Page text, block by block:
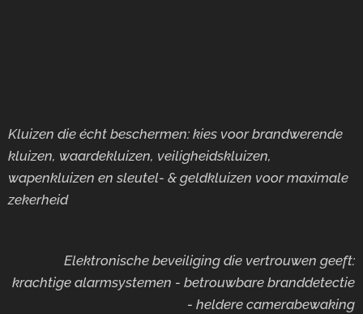
Kluizen die écht beschermen: kies voor brandwerende
kluizen, waardekluizen, veiligheidskluizen,
wapenkluizen en sleutel- & geldkluizen voor maximale
zekerheid
Elektronische beveiliging die vertrouwen geeft:
krachtige alarmsystemen - betrouwbare branddetectie
- heldere camerabewaking